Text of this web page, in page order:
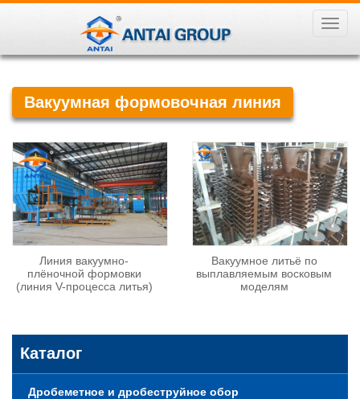
导
菜
Вакуумная формовочная линия
Линия вакуумно-
плёночной формовки
(линия V-процесса литья)
Вакуумное литьё по
выплавляемым восковым
моделям
Каталог
Дробеметное и дробеструйное обор